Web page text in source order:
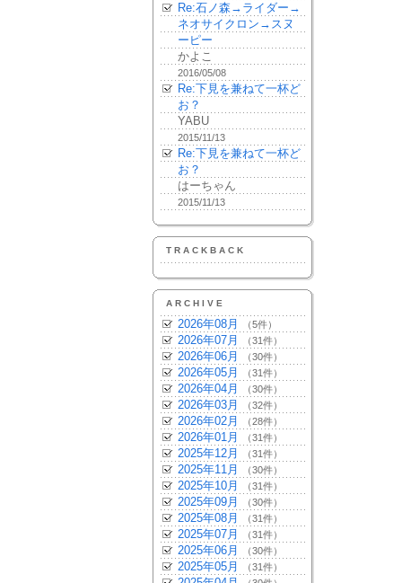
Re:石ノ森→ライダー→
ネオサイクロン→スヌ
ーピー
かよこ
2016/05/08
Re:下見を兼ねて一杯ど
お？
YABU
2015/11/13
Re:下見を兼ねて一杯ど
お？
はーちゃん
2015/11/13
TRACKBACK
ARCHIVE
2026年08月 （5件）
2026年07月 （31件）
2026年06月 （30件）
2026年05月 （31件）
2026年04月 （30件）
2026年03月 （32件）
2026年02月 （28件）
2026年01月 （31件）
2025年12月 （31件）
2025年11月 （30件）
2025年10月 （31件）
2025年09月 （30件）
2025年08月 （31件）
2025年07月 （31件）
2025年06月 （30件）
2025年05月 （31件）